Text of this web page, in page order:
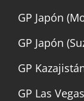
GP Japón
GP Japón
GP
GP Las